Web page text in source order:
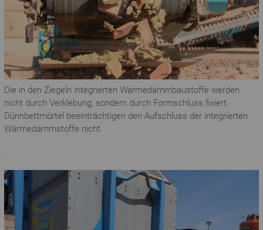
Die in den Ziegeln integrierten Wärmedämmbaustoffe werden
nicht durch Verklebung, sondern durch Formschluss fixiert.
Dünnbettmörtel beeinträchtigen den Aufschluss der integrierten
Wärmedämmstoffe nicht.
.